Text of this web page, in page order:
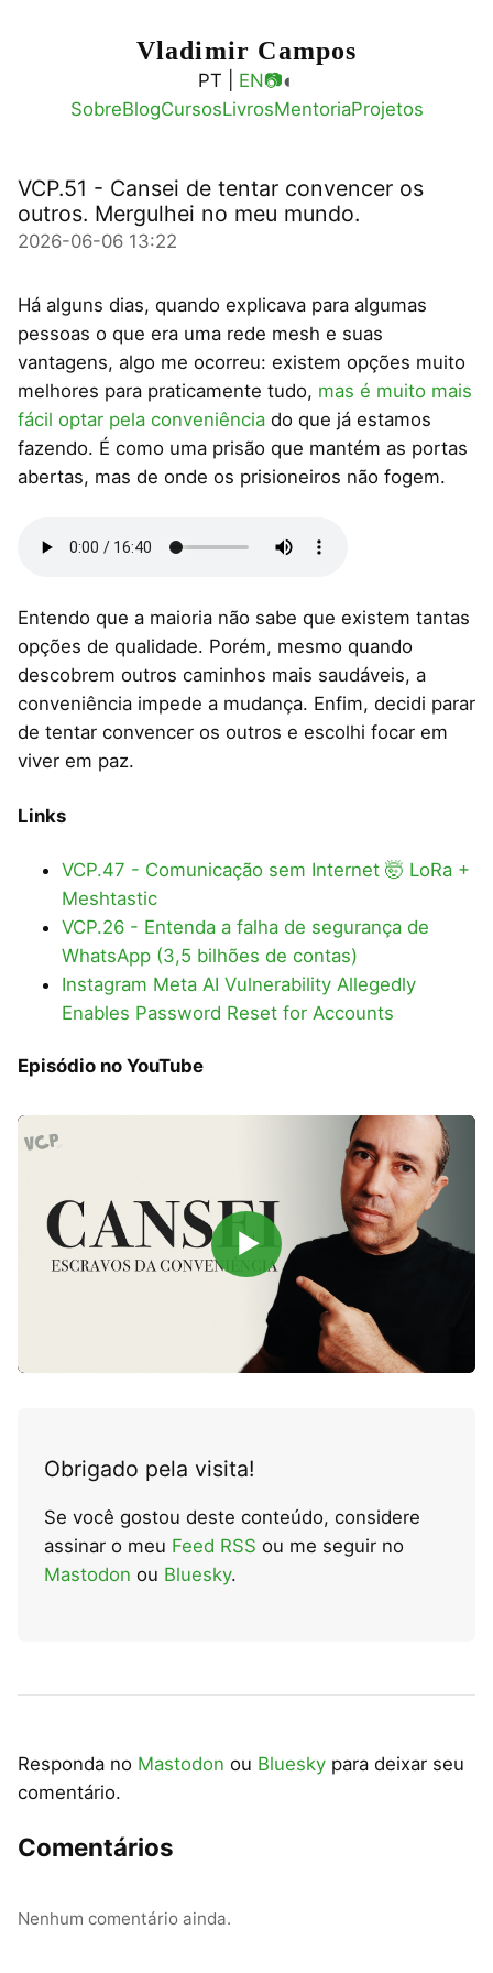
Vladimir Campos
PT | EN📷◐
SobreBlogCursosLivrosMentoriaProjetos
VCP.51 - Cansei de tentar convencer os
outros. Mergulhei no meu mundo.
2026-06-06 13:22
Há alguns dias, quando explicava para algumas
pessoas o que era uma rede mesh e suas
vantagens, algo me ocorreu: existem opções muito
melhores para praticamente tudo, mas é muito mais
fácil optar pela conveniência do que já estamos
fazendo. É como uma prisão que mantém as portas
abertas, mas de onde os prisioneiros não fogem.
Entendo que a maioria não sabe que existem tantas
opções de qualidade. Porém, mesmo quando
descobrem outros caminhos mais saudáveis, a
conveniência impede a mudança. Enfim, decidi parar
de tentar convencer os outros e escolhi focar em
viver em paz.
Links
VCP.47 - Comunicação sem Internet 🤯 LoRa +
Meshtastic
VCP.26 - Entenda a falha de segurança de
WhatsApp (3,5 bilhões de contas)
Instagram Meta AI Vulnerability Allegedly
Enables Password Reset for Accounts
Episódio no YouTube
▶
Obrigado pela visita!
Se você gostou deste conteúdo, considere
assinar o meu Feed RSS ou me seguir no
Mastodon ou Bluesky.
Responda no Mastodon ou Bluesky para deixar seu
comentário.
Comentários
Nenhum comentário ainda.